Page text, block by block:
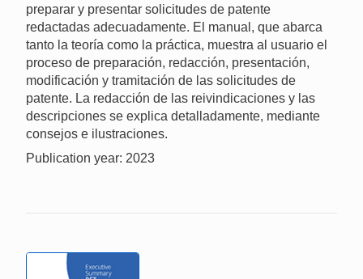
preparar y presentar solicitudes de patente
redactadas adecuadamente. El manual, que abarca
tanto la teoría como la práctica, muestra al usuario el
proceso de preparación, redacción, presentación,
modificación y tramitación de las solicitudes de
patente. La redacción de las reivindicaciones y las
descripciones se explica detalladamente, mediante
consejos e ilustraciones.
Publication year: 2023